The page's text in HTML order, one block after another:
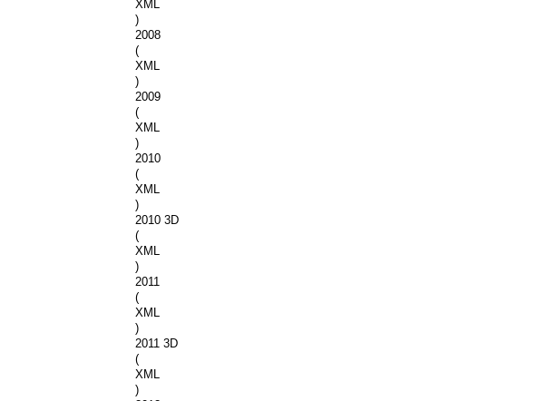
XML
)
2008
(
XML
)
2009
(
XML
)
2010
(
XML
)
2010 3D
(
XML
)
2011
(
XML
)
2011 3D
(
XML
)